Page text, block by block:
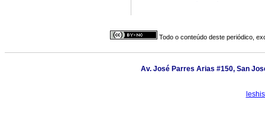
Todo o conteúdo deste periódico,
Av. José Parres Arias #150, San